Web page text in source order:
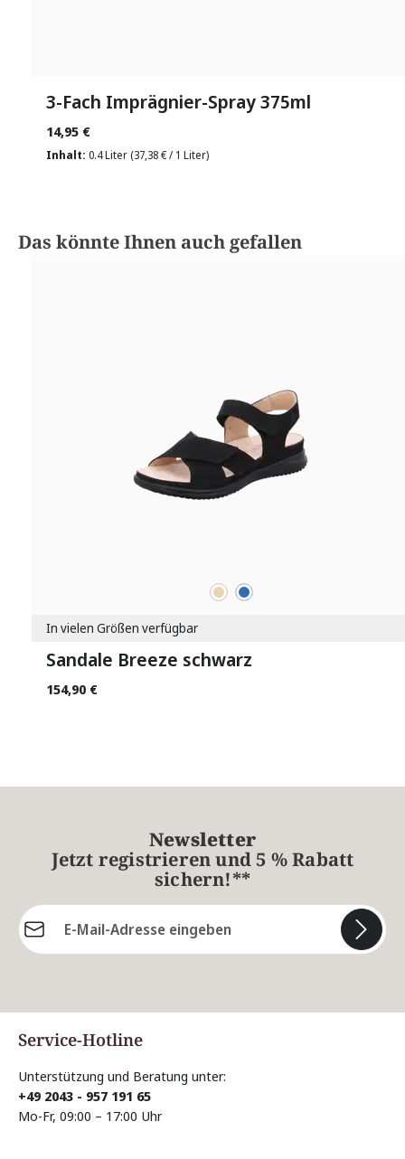
3-Fach Imprägnier-Spray 375ml
Inhalt: 0.4 Liter (37,38 € / 1 Liter)
14,95 €
Produktgalerie überspringen
Das könnte Ihnen auch gefallen
beigeblau
In vielen Größen verfügbar
Sandale Breeze schwarz
154,90 €
Newsletter
Jetzt registrieren und 5 % Rabatt
sichern!**
E-Mail-Adresse*
Service-Hotline
Unterstützung und Beratung unter:
+49 2043 - 957 191 65
Mo-Fr, 09:00 – 17:00 Uhr